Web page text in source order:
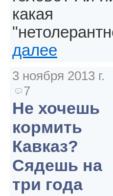
какая
далее
3 ноября 2013 г.
7
Не хочешь
кормить
Кавказ?
Сядешь на
три года